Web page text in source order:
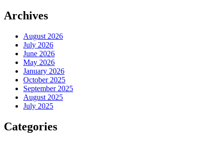
Archives
August 2026
July 2026
June 2026
May 2026
January 2026
October 2025
September 2025
August 2025
July 2025
Categories